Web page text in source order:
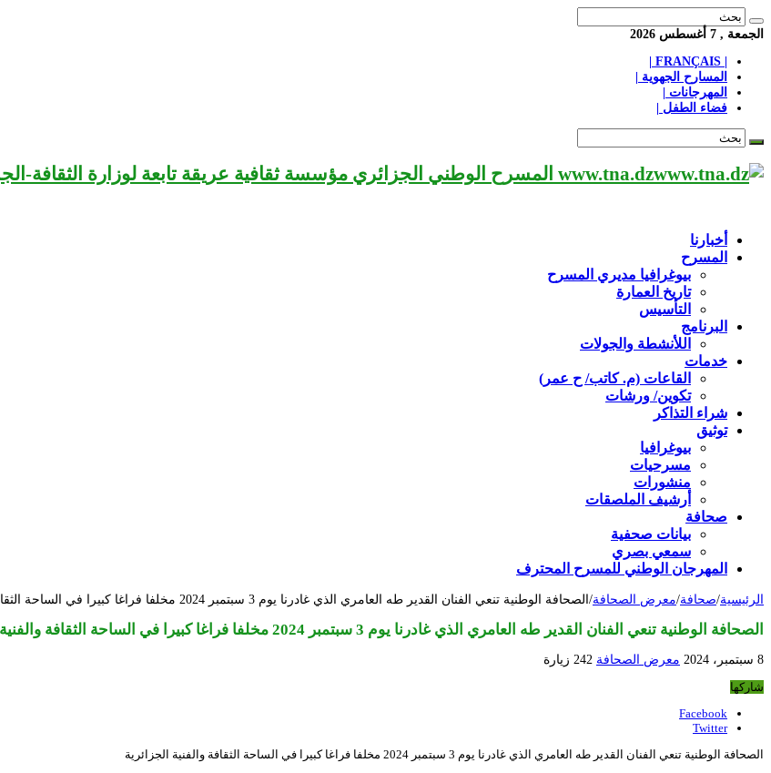
الجمعة , 7 أغسطس 2026
المسارح الجهوية |
المهرجانات |
فضاء الطفل |
www.tna.dz المسرح الوطني الجزائري مؤسسة ثقافية عريقة تابعة لوزارة الثقافة-الجزائر، يحمل اسم العميد «محي الدين بشطارزي».
أخبارنا
المسرح
بيوغرافيا مديري المسرح
تاريخ العمارة
التأسيس
البرنامج
اللأنشطة والجولات
خدمات
القاعات (م. كاتب/ ح عمر)
تكوين/ ورشات
شراء التذاكر
توثيق
بيوغرافيا
مسرحيات
منشورات
أرشيف الملصقات
صحافة
بيانات صحفية
سمعي بصري
المهرجان الوطني للمسرح المحترف
الرئيسية/صحافة/معرض الصحافة/ الصحافة الوطنية تنعي الفنان القدير طه العامري الذي غادرنا يوم 3 سبتمبر 2024 مخلفا فراغا كبيرا في الساحة الثقافة والفنية الجزائرية
الصحافة الوطنية تنعي الفنان القدير طه العامري الذي غادرنا يوم 3 سبتمبر 2024 مخلفا فراغا كبيرا في الساحة الثقافة والفنية الجزائرية
8 سبتمبر، 2024 معرض الصحافة 242 زيارة
شاركها
Facebook
Twitter
الصحافة الوطنية تنعي الفنان القدير طه العامري الذي غادرنا يوم 3 سبتمبر 2024 مخلفا فراغا كبيرا في الساحة الثقافة والفنية الجزائرية